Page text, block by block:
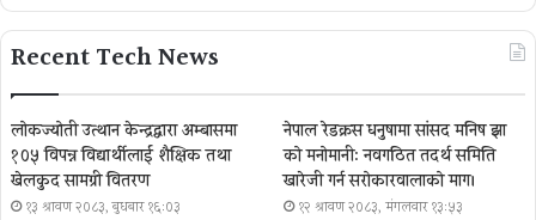
Recent Tech News
लोकज्योती उत्थान केन्द्रद्वारा अम्बासमा
१०५ विपन्न विद्यार्थीलाई शैक्षिक तथा
खेलकुद सामग्री वितरण
१३ श्रावण २०८३, बुधबार १६:०३
नेपाल रेडक्रस धनुषामा सांसद मनिष झा
को मनोमानी: नवगठित तदर्थ समिति
खारेजी गर्न सरोकारवालाको माग।
१२ श्रावण २०८३, मंगलवार १३:५३